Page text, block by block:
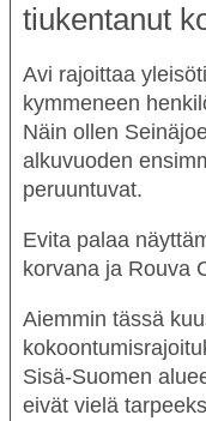
tiukentanut
Avi rajoittaa
kymmeneen
Näin ollen
alkuvuoden
peruuntuvat.
Evita palaa
korvana ja Rouva
Aiemmin tässä
Sisä-Suomen
eivät vielä